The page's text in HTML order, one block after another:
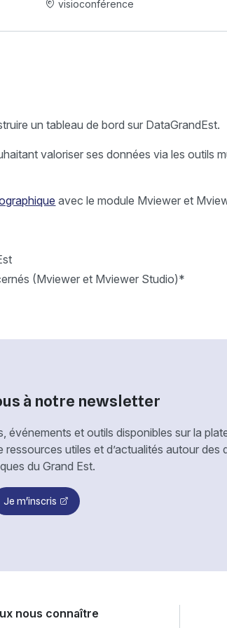
visioconférence
un tableau de bord sur DataGrandEst.
valoriser ses données via les outils
avec le module Mviewer et
(Mviewer et Mviewer Studio)*
à notre newsletter
événements et outils disponibles sur la
utiles et d’actualités autour des
du Grand Est.
Je m'inscris
nous connaître